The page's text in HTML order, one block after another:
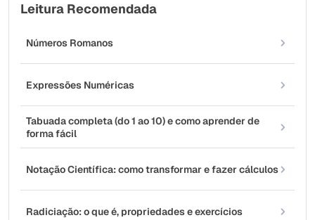
Leitura Recomendada
Números Romanos
Expressões Numéricas
Tabuada completa (do 1 ao 10) e como aprender de
forma fácil
Notação Científica: como transformar e fazer cálculos
Radiciação: o que é, propriedades e exercícios